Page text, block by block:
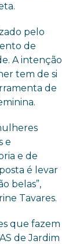
pelo
de
A intenção
tem de si
de
e
e de
é levar
belas”,
Tavares.
que fazem
de Jardim